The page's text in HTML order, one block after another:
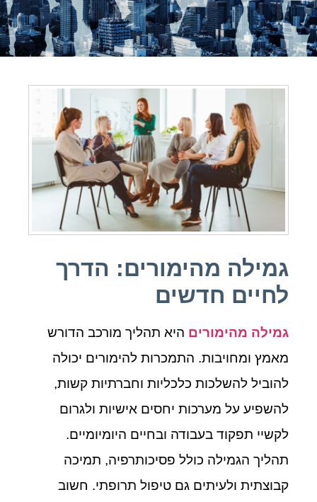
גמילה מהימורים: הדרך
לחיים חדשים
גמילה מהימורים היא תהליך מורכב הדורש
מאמץ ומחויבות. התמכרות להימורים יכולה
להוביל להשלכות כלכליות וחברתיות קשות,
להשפיע על מערכות יחסים אישיות ולגרום
לקשיי תפקוד בעבודה ובחיים היומיומיים.
תהליך הגמילה כולל פסיכותרפיה, תמיכה
קבוצתית ולעיתים גם טיפול תרופתי. חשוב